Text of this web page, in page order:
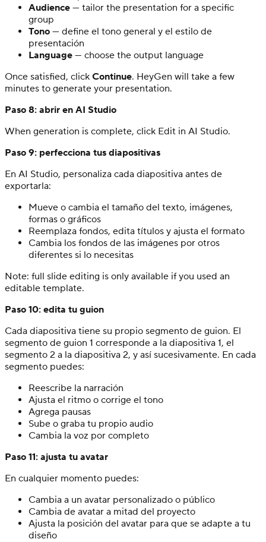
Audience — tailor the presentation for a specific
group
Tono — define el tono general y el estilo de
presentación
Language — choose the output language
Once satisfied, click Continue. HeyGen will take a few
minutes to generate your presentation.
Paso 8: abrir en AI Studio
When generation is complete, click Edit in AI Studio.
Paso 9: perfecciona tus diapositivas
En AI Studio, personaliza cada diapositiva antes de
exportarla:
Mueve o cambia el tamaño del texto, imágenes,
formas o gráficos
Reemplaza fondos, edita títulos y ajusta el formato
Cambia los fondos de las imágenes por otros
diferentes si lo necesitas
Note: full slide editing is only available if you used an
editable template.
Paso 10: edita tu guion
Cada diapositiva tiene su propio segmento de guion. El
segmento de guion 1 corresponde a la diapositiva 1, el
segmento 2 a la diapositiva 2, y así sucesivamente. En cada
segmento puedes:
Reescribe la narración
Ajusta el ritmo o corrige el tono
Agrega pausas
Sube o graba tu propio audio
Cambia la voz por completo
Paso 11: ajusta tu avatar
En cualquier momento puedes:
Cambia a un avatar personalizado o público
Cambia de avatar a mitad del proyecto
Ajusta la posición del avatar para que se adapte a tu
diseño